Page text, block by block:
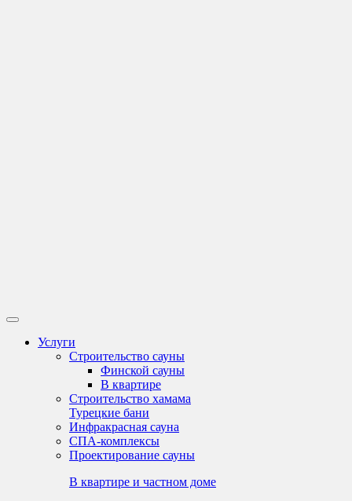
Услуги
Строительство сауны
Финской сауны
В квартире
Строительство хамама
Турецкие бани
Инфракрасная сауна
СПА-комплексы
Проектирование сауны
В квартире и частном доме